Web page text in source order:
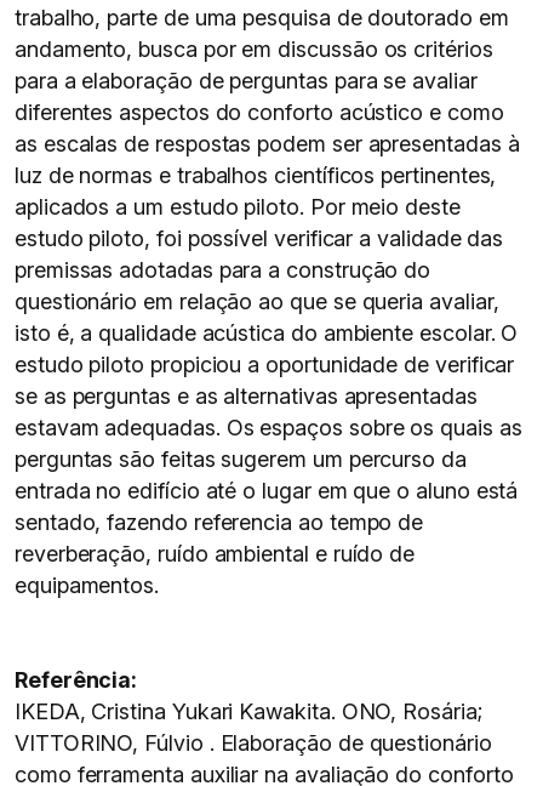
trabalho, parte de uma pesquisa de doutorado em
andamento, busca por em discussão os critérios
para a elaboração de perguntas para se avaliar
diferentes aspectos do conforto acústico e como
as escalas de respostas podem ser apresentadas à
luz de normas e trabalhos científicos pertinentes,
aplicados a um estudo piloto. Por meio deste
estudo piloto, foi possível verificar a validade das
premissas adotadas para a construção do
questionário em relação ao que se queria avaliar,
isto é, a qualidade acústica do ambiente escolar. O
estudo piloto propiciou a oportunidade de verificar
se as perguntas e as alternativas apresentadas
estavam adequadas. Os espaços sobre os quais as
perguntas são feitas sugerem um percurso da
entrada no edifício até o lugar em que o aluno está
sentado, fazendo referencia ao tempo de
reverberação, ruído ambiental e ruído de
equipamentos.
Referência:
IKEDA, Cristina Yukari Kawakita. ONO, Rosária;
VITTORINO, Fúlvio . Elaboração de questionário
como ferramenta auxiliar na avaliação do conforto